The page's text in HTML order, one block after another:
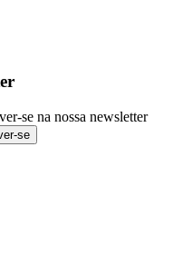
se na nossa newsletter
se